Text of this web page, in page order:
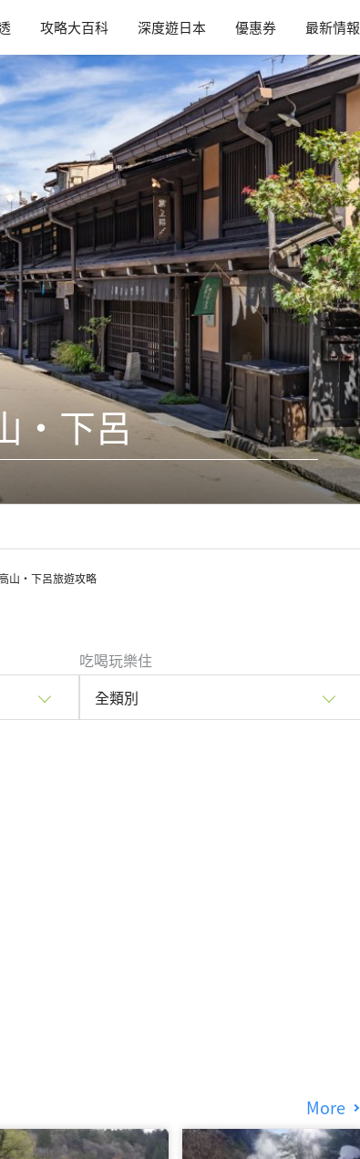
攻略大百科 深度遊日本 優惠券 最新情報
・下呂
山・下呂旅遊攻略
吃喝玩樂住
全類別
More